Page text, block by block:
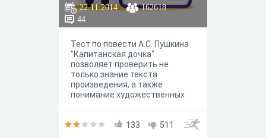
22.11.2014
162618
44
Тест по повести А.С. Пушкина
"Капитанская дочка"
позволяет проверить не
только знание текста
произведения, а также
понимание художественных
133
511